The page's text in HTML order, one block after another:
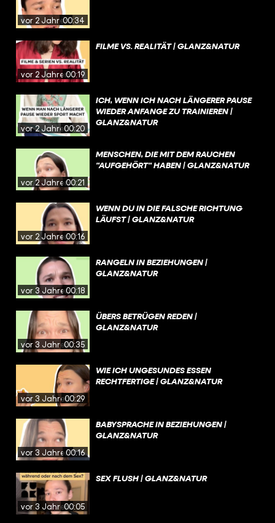
vor 2 Jahren00:34
vor 2 Jahren00:19
FILME VS. REALITÄT | GLANZ&NATUR
vor 2 Jahren00:20
ICH, WENN ICH NACH LÄNGERER PAUSE
WIEDER ANFANGE ZU TRAINIEREN |
GLANZ&NATUR
vor 2 Jahren00:21
MENSCHEN, DIE MIT DEM RAUCHEN
"AUFGEHÖRT" HABEN | GLANZ&NATUR
vor 2 Jahren00:16
WENN DU IN DIE FALSCHE RICHTUNG
LÄUFST | GLANZ&NATUR
vor 3 Jahren00:18
RANGELN IN BEZIEHUNGEN |
GLANZ&NATUR
vor 3 Jahren00:35
ÜBERS BETRÜGEN REDEN |
GLANZ&NATUR
vor 3 Jahren00:29
WIE ICH UNGESUNDES ESSEN
RECHTFERTIGE | GLANZ&NATUR
vor 3 Jahren00:16
BABYSPRACHE IN BEZIEHUNGEN |
GLANZ&NATUR
vor 3 Jahren00:05
SEX FLUSH | GLANZ&NATUR